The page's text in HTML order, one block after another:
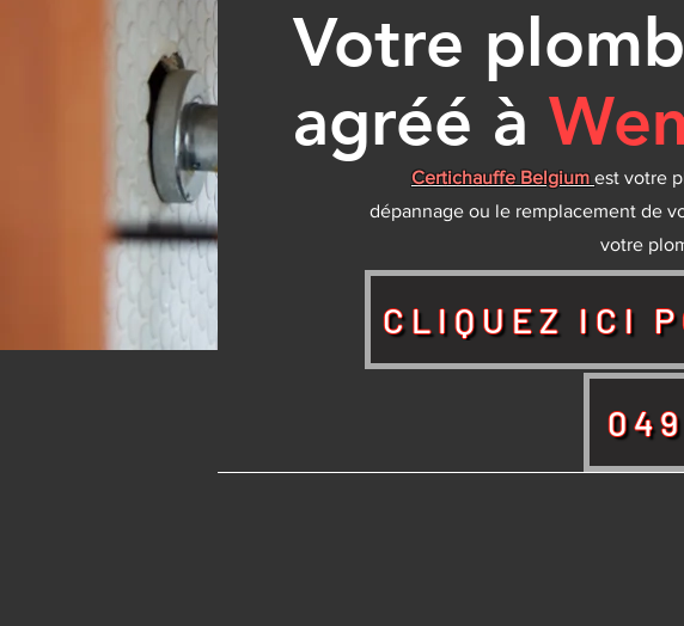
Votre
agréé à
Certichauffe Belgium est votre
dépannage ou le remplacement de
votre
CLIQUEZ ICI